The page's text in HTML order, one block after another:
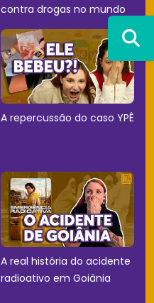
contra drogas no mundo
A repercussão do caso YPÊ
A real história do acidente
radioativo em Goiânia